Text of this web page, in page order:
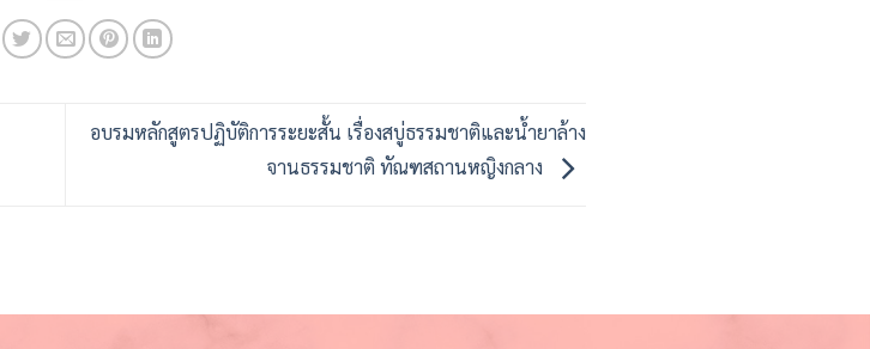
อบรมหลักสูตรปฏิบัติการระยะสั้น เรื่องสบู่ธรรมชาติและน้ำยาล้าง
จานธรรมชาติ ทัณฑสถานหญิงกลาง